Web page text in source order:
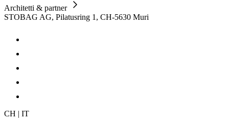
Architetti & partner
STOBAG AG, Pilatusring 1, CH-5630 Muri
CH | IT